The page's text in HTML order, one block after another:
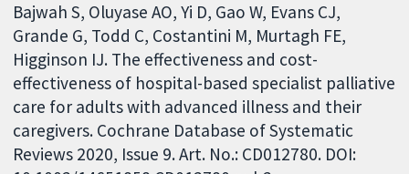
Bajwah S, Oluyase AO, Yi D, Gao W, Evans CJ,
Grande G, Todd C, Costantini M, Murtagh FE,
Higginson IJ. The effectiveness and cost-
effectiveness of hospital-based specialist palliative
care for adults with advanced illness and their
caregivers. Cochrane Database of Systematic
Reviews 2020, Issue 9. Art. No.: CD012780. DOI: